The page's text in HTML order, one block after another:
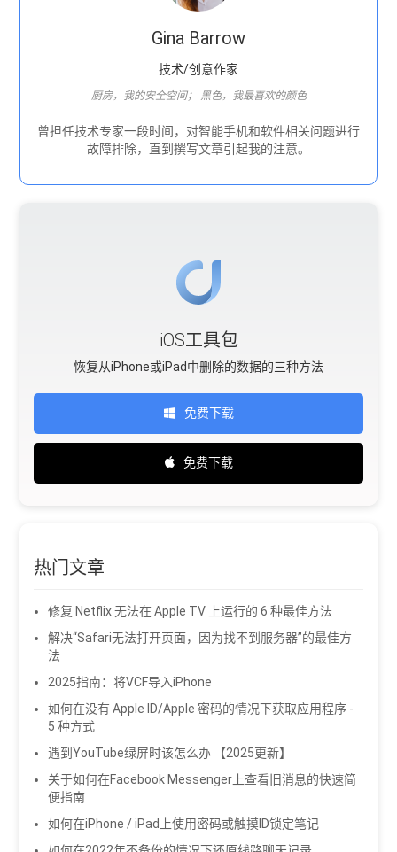
Gina Barrow
技术/创意作家
厨房，我的安全空间； 黑色，我最喜欢的颜色
曾担任技术专家一段时间，对智能手机和软件相关问题进行
故障排除，直到撰写文章引起我的注意。
iOS工具包
恢复从iPhone或iPad中删除的数据的三种方法
免费下载
免费下载
热门文章
修复 Netflix 无法在 Apple TV 上运行的 6 种最佳方法
解决“Safari无法打开页面，因为找不到服务器”的最佳方
法
2025指南：将VCF导入iPhone
如何在没有 Apple ID/Apple 密码的情况下获取应用程序 -
5 种方式
遇到YouTube绿屏时该怎么办 【2025更新】
关于如何在Facebook Messenger上查看旧消息的快速简
便指南
如何在iPhone / iPad上使用密码或触摸ID锁定笔记